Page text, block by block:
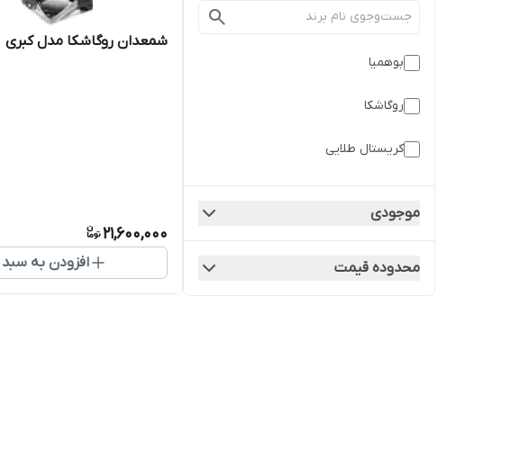
بوهمیا
روگاشکا
کریستال طلایی
موجودی
محدوده قیمت
شمعدان روگاشکا مدل کبری
21,600,000
افزودن به سبد